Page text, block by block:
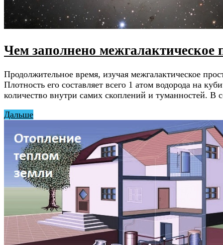
Чем заполнено межгалактическое
Продолжительное время, изучая межгалактическое
Плотность его составляет всего 1 атом водорода на
количество внутри самих скоплений и туманностей.
Дальше